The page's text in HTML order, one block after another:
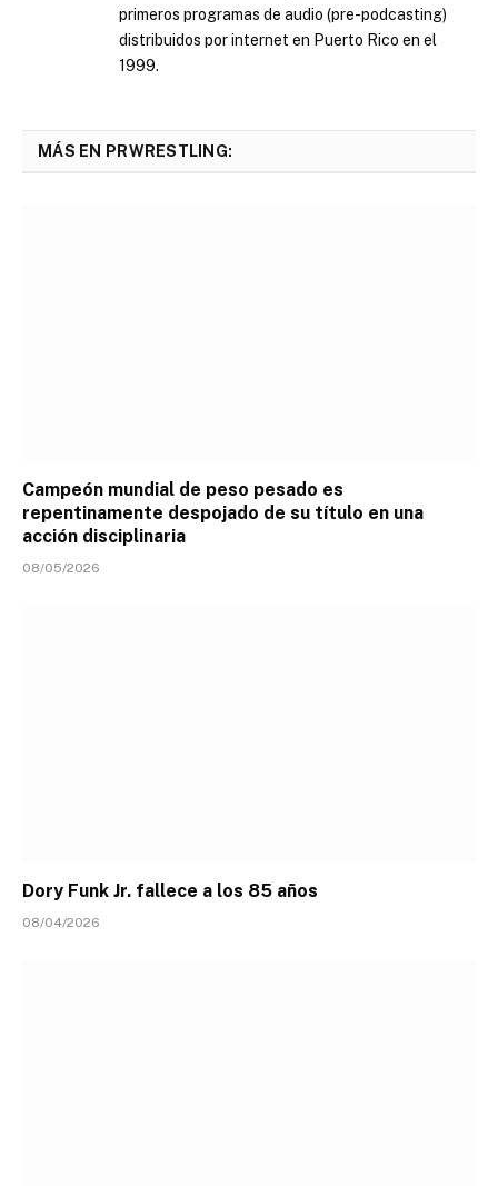
primeros programas de audio (pre-podcasting)
distribuidos por internet en Puerto Rico en el
1999.
MÁS EN PRWRESTLING:
Campeón mundial de peso pesado es
repentinamente despojado de su título en una
acción disciplinaria
08/05/2026
Dory Funk Jr. fallece a los 85 años
08/04/2026